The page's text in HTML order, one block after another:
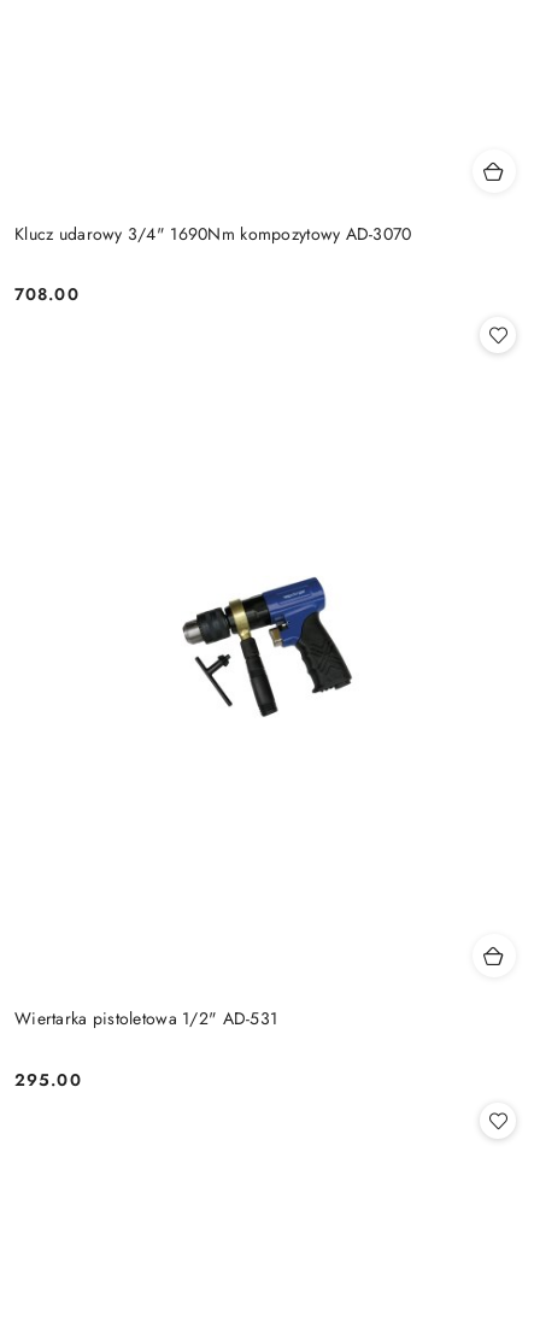
Klucz udarowy 3/4" 1690Nm kompozytowy AD-3070
Cena:
708.00
Wiertarka pistoletowa 1/2" AD-531
Cena:
295.00